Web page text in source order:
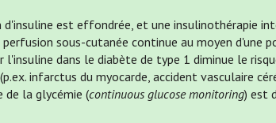
est effondrée, et une insulinothérapie
sous-cutanée continue au moyen d'une
dans le diabète de type 1 diminue le
infarctus du myocarde, accident vasculaire
de la glycémie (continuous glucose monitoring) est